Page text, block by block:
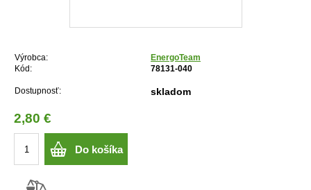
Výrobca:
EnergoTeam
Kód:
78131-040
Dostupnosť: skladom
2,80 €
Do košíka